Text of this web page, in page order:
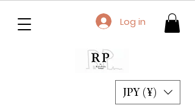
JPY (¥)
Log in